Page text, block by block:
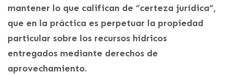
mantener lo que califican de “certeza jurídica”,
que en la práctica es perpetuar la propiedad
particular sobre los recursos hídricos
entregados mediante derechos de
aprovechamiento.